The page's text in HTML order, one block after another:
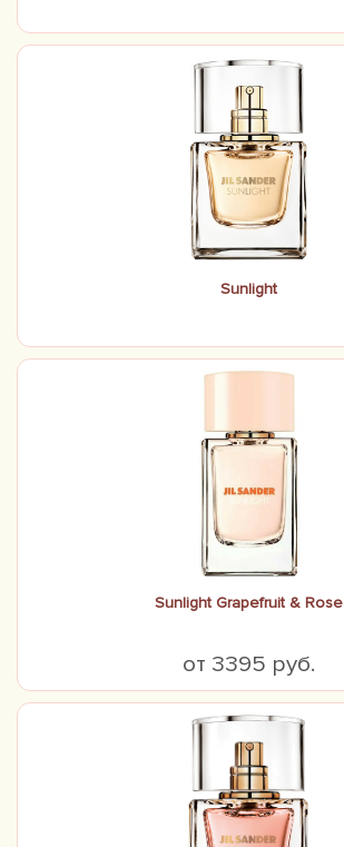
Sunlight
Sunlight Grapefruit & Rose
от 3395 руб.